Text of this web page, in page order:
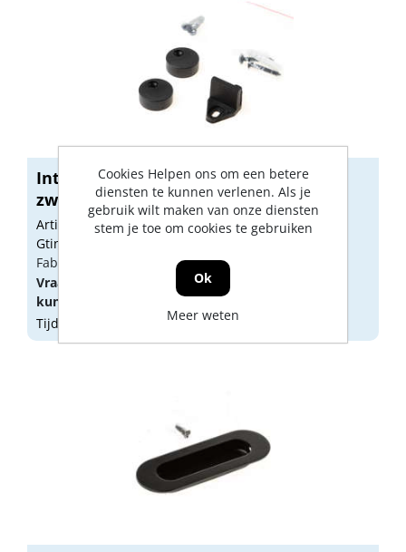
Intersteel Set geleide-afstandhouders
zw...
Artikelnummer: 1325819
Gtin: 8714186433324
Fabrikant artikel nummer: 0023.450106
Vraag een
aan oflog in
kunnen zien.
Tijdelijk niet op voorraad
Cookies Helpen ons om een betere
diensten te kunnen verlenen. Als je
gebruik wilt maken van onze diensten
stem je toe om cookies te gebruiken
Ok
Meer weten